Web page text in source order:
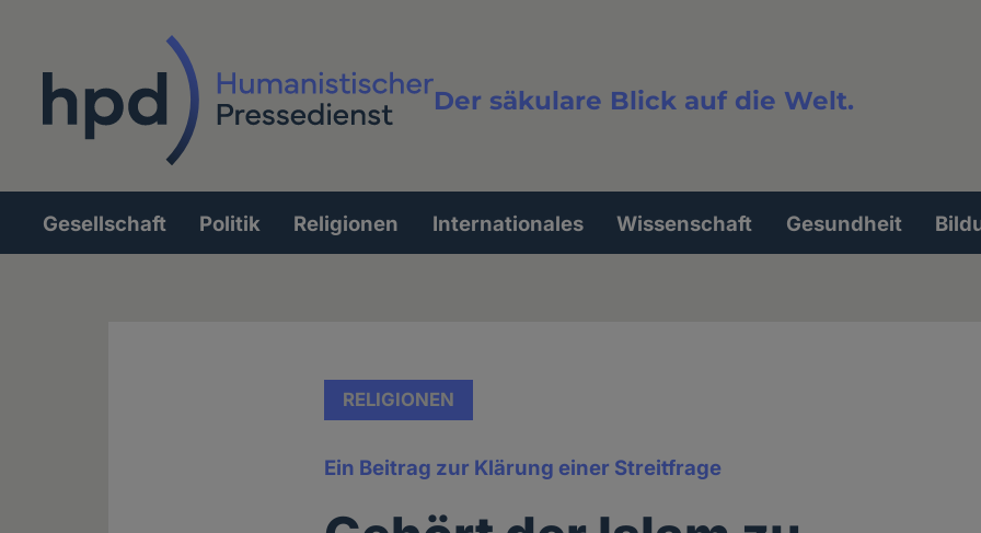
Der säkulare Blick auf die Welt.
Volltextsuche
Hauptnavigation
Gesellschaft Politik Religionen Internationales Wissenschaft Gesundheit
RELIGIONEN
Ein Beitrag zur Klärung einer Streitfrage